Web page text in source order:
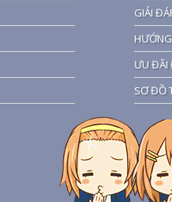
GIẢI
ƯU ĐÃI
SƠ ĐỒ